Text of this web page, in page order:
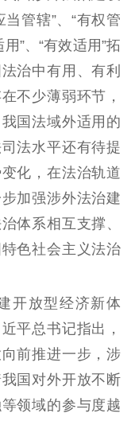
管辖”、“有权管
”、“有效适用”拓
治中有用、有利
不少薄弱环节，
国法域外适用的
法水平还有待提
化，在法治轨道
加强涉外法治建
体系相互支撑、
色社会主义法治
放型经济新体
平总书记指出，
前推进一步，涉
国对外开放不断
领域的参与度越